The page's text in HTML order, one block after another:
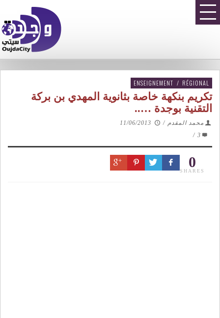
ENSEIGNEMENT / RÉGIONAL
تكريم بنكهة خاصة بثانوية المهدي بن بركة
التقنية بوجدة …..
محمد المقدم /
11/06/2013
3
/
0
SHARES